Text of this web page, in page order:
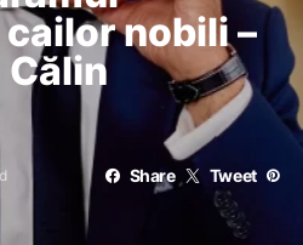
nobili –
Share Tweet